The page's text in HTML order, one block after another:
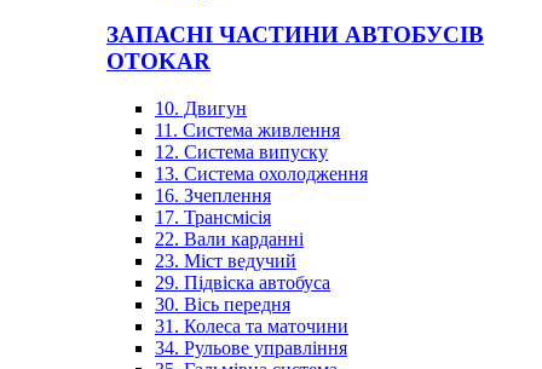
ЗАПАСНІ ЧАСТИНИ АВТОБУСІВ
OTOKAR
10. Двигун
11. Система живлення
12. Система випуску
13. Система охолодження
16. Зчеплення
17. Трансмісія
22. Вали карданні
23. Міст ведучий
29. Підвіска автобуса
30. Вісь передня
31. Колеса та маточини
34. Рульове управління